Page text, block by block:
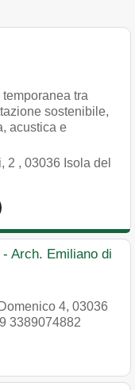
tra
sostenibile,
acustica e
2 , 03036 Isola del
Arch. Emiliano di
4, 03036
3389074882